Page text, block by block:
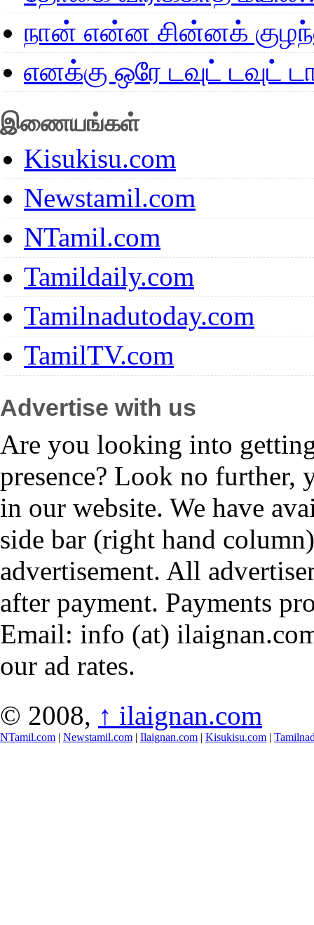
நான் என்ன சின்னக்
எனக்கு ஒரே டவுட் டவுட்
இணையங்கள்
Kisukisu.com
Newstamil.com
NTamil.com
Tamildaily.com
Tamilnadutoday.com
TamilTV.com
Advertise with us
Are you looking into
presence? Look no further,
in our website. We have
side bar (right hand
advertisement. All
after payment. Payments
Email: info (at)
our ad rates.
© 2008, ↑ ilaignan.com
NTamil.com | Newstamil.com | Ilaignan.com | Kisukisu.com |